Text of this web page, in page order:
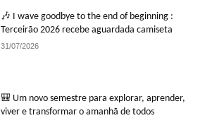
🎶 I wave goodbye to the end of beginning :
Terceirão 2026 recebe aguardada camiseta
31/07/2026
🎒 Um novo semestre para explorar, aprender,
viver e transformar o amanhã de todos